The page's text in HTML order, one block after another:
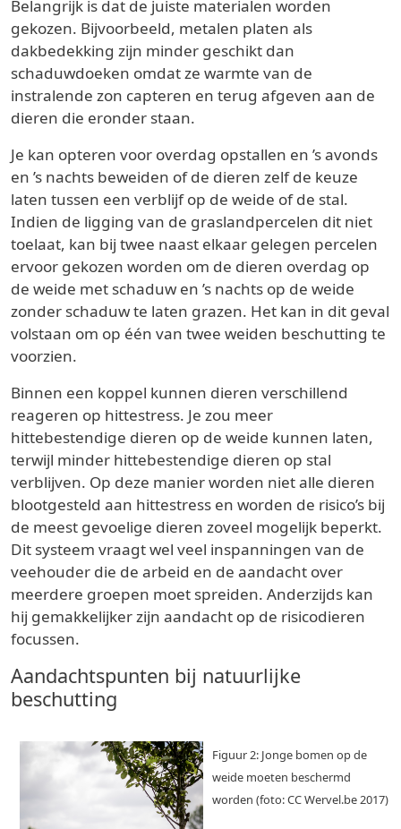
Belangrijk is dat de juiste materialen worden
gekozen. Bijvoorbeeld, metalen platen als
dakbedekking zijn minder geschikt dan
schaduwdoeken omdat ze warmte van de
instralende zon capteren en terug afgeven aan de
dieren die eronder staan.
Je kan opteren voor overdag opstallen en ’s avonds
en ’s nachts beweiden of de dieren zelf de keuze
laten tussen een verblijf op de weide of de stal.
Indien de ligging van de graslandpercelen dit niet
toelaat, kan bij twee naast elkaar gelegen percelen
ervoor gekozen worden om de dieren overdag op
de weide met schaduw en ’s nachts op de weide
zonder schaduw te laten grazen. Het kan in dit geval
volstaan om op één van twee weiden beschutting te
voorzien.
Binnen een koppel kunnen dieren verschillend
reageren op hittestress. Je zou meer
hittebestendige dieren op de weide kunnen laten,
terwijl minder hittebestendige dieren op stal
verblijven. Op deze manier worden niet alle dieren
blootgesteld aan hittestress en worden de risico’s bij
de meest gevoelige dieren zoveel mogelijk beperkt.
Dit systeem vraagt wel veel inspanningen van de
veehouder die de arbeid en de aandacht over
meerdere groepen moet spreiden. Anderzijds kan
hij gemakkelijker zijn aandacht op de risicodieren
focussen.
Aandachtspunten bij natuurlijke
beschutting
Figuur 2: Jonge bomen op de
weide moeten beschermd
worden (foto: CC Wervel.be 2017)